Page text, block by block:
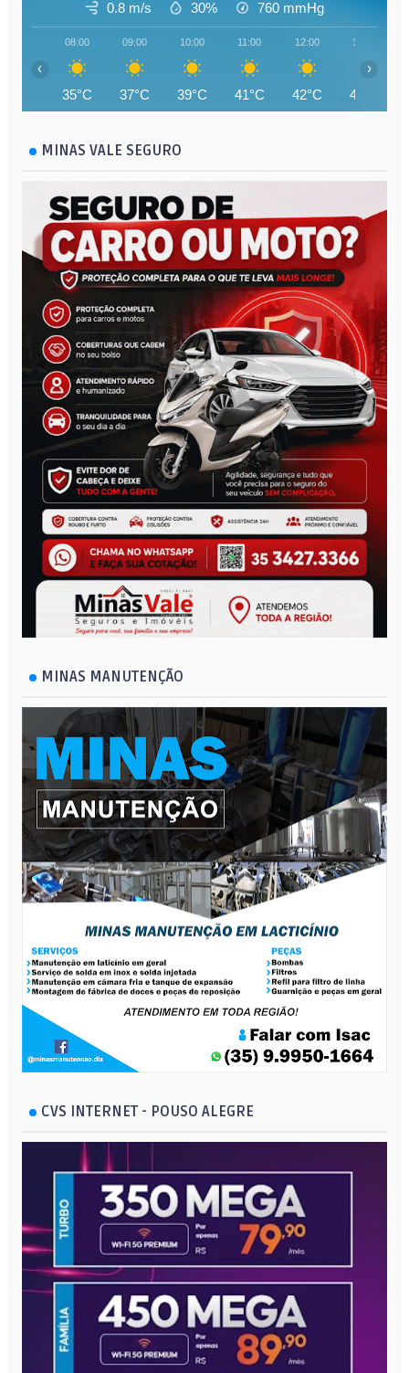
0.8 m/s 30% 760 mmHg
08:00
35°C
09:00
37°C
10:00
39°C
11:00
41°C
12:00
42°C
13:00
44°C
‹ ›
MINAS VALE SEGURO
MINAS MANUTENÇÃO
CVS INTERNET - POUSO ALEGRE